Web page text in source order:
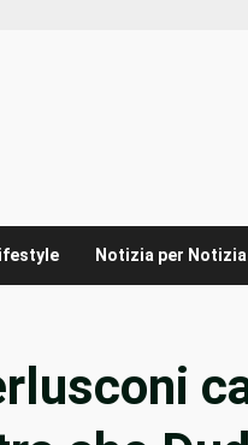
Notizia per Notizia